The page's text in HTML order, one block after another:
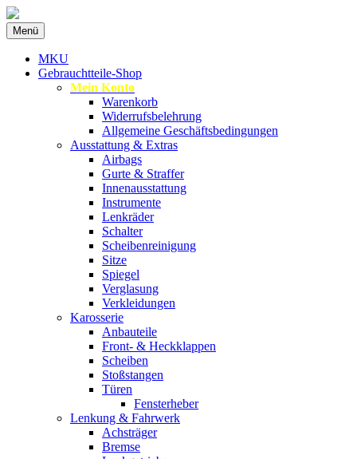
MKU Autoteile
Ersatzteile
Menü Zum
Inhalt
springen
MKU
Gebrauchtteile-Shop
Mein Konto
Warenkorb
Widerrufsbelehrung
Allgemeine Geschäftsbedingungen
Ausstattung & Extras
Airbags
Gurte & Straffer
Innenausstattung
Instrumente
Lenkräder
Schalter
Scheibenreinigung
Sitze
Spiegel
Verglasung
Verkleidungen
Karosserie
Anbauteile
Front- & Heckklappen
Scheiben
Stoßstangen
Türen
Fensterheber
Lenkung & Fahrwerk
Achsträger
Bremse